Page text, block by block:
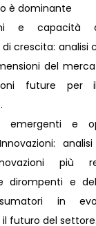
è dominante
e capacità
di crescita: analisi
del
future per
emergenti e
più
dirompenti e
in
futuro del